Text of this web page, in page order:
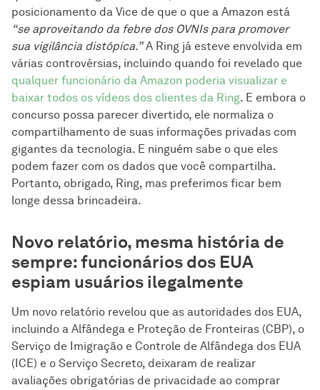
posicionamento da Vice de que o que a Amazon está
“se aproveitando da febre dos OVNIs para promover
sua vigilância distópica.”A Ring já esteve envolvida em
várias controvérsias, incluindo quando foi revelado que
qualquer funcionário da Amazon poderia visualizar e
baixar todos os vídeos dos clientes da Ring. E embora o
concurso possa parecer divertido, ele normaliza o
compartilhamento de suas informações privadas com
gigantes da tecnologia. E ninguém sabe o que eles
podem fazer com os dados que você compartilha.
Portanto, obrigado, Ring, mas preferimos ficar bem
longe dessa brincadeira.
Novo relatório, mesma história de
sempre: funcionários dos EUA
espiam usuários ilegalmente
Um novo relatório revelou que as autoridades dos EUA,
incluindo a Alfândega e Proteção de Fronteiras (CBP), o
Serviço de Imigração e Controle de Alfândega dos EUA
(ICE) e o Serviço Secreto, deixaram de realizar
avaliações obrigatórias de privacidade ao comprar